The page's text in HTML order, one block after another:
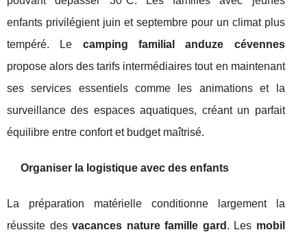
enfants privilégient juin et septembre pour un climat plus
tempéré. Le camping familial anduze cévennes
propose alors des tarifs intermédiaires tout en maintenant
ses services essentiels comme les animations et la
surveillance des espaces aquatiques, créant un parfait
équilibre entre confort et budget maîtrisé.
Organiser la logistique avec des enfants
La préparation matérielle conditionne largement la
réussite desvacances nature famille gard . Les mobil